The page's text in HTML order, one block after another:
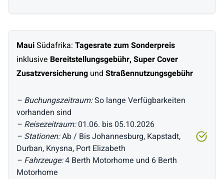
MauiSüdafrika: Tagesrate zum Sonderpreis
inklusive Bereitstellungsgebühr, Super Cover
Zusatzversicherung und Straßennutzungsgebühr
– Buchungszeitraum:So lange Verfügbarkeiten
vorhanden sind
– Reisezeitraum:01.06. bis 05.10.2026
– Stationen:Ab / Bis Johannesburg, Kapstadt,
Durban, Knysna, Port Elizabeth
– Fahrzeuge:4 Berth Motorhome und 6 Berth
Motorhome